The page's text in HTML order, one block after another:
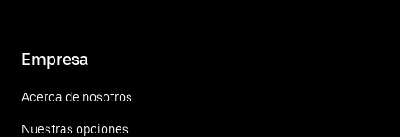
Empresa
Acerca de nosotros
Nuestras opciones